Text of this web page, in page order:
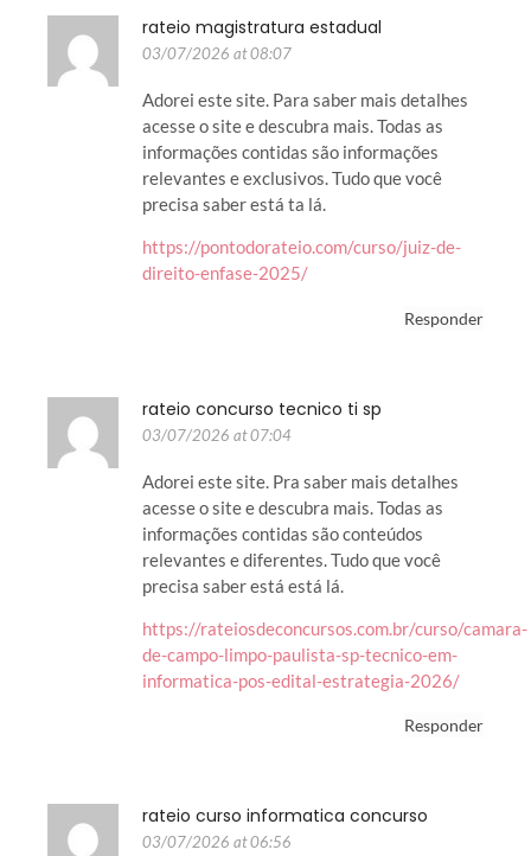
rateio magistratura estadual
03/07/2026 at 08:07
Adorei este site. Para saber mais detalhes
acesse o site e descubra mais. Todas as
informações contidas são informações
relevantes e exclusivos. Tudo que você
precisa saber está ta lá.
https://pontodorateio.com/curso/juiz-de-
direito-enfase-2025/
Responder
rateio concurso tecnico ti sp
03/07/2026 at 07:04
Adorei este site. Pra saber mais detalhes
acesse o site e descubra mais. Todas as
informações contidas são conteúdos
relevantes e diferentes. Tudo que você
precisa saber está está lá.
https://rateiosdeconcursos.com.br/curso/camara-
de-campo-limpo-paulista-sp-tecnico-em-
informatica-pos-edital-estrategia-2026/
Responder
rateio curso informatica concurso
03/07/2026 at 06:56